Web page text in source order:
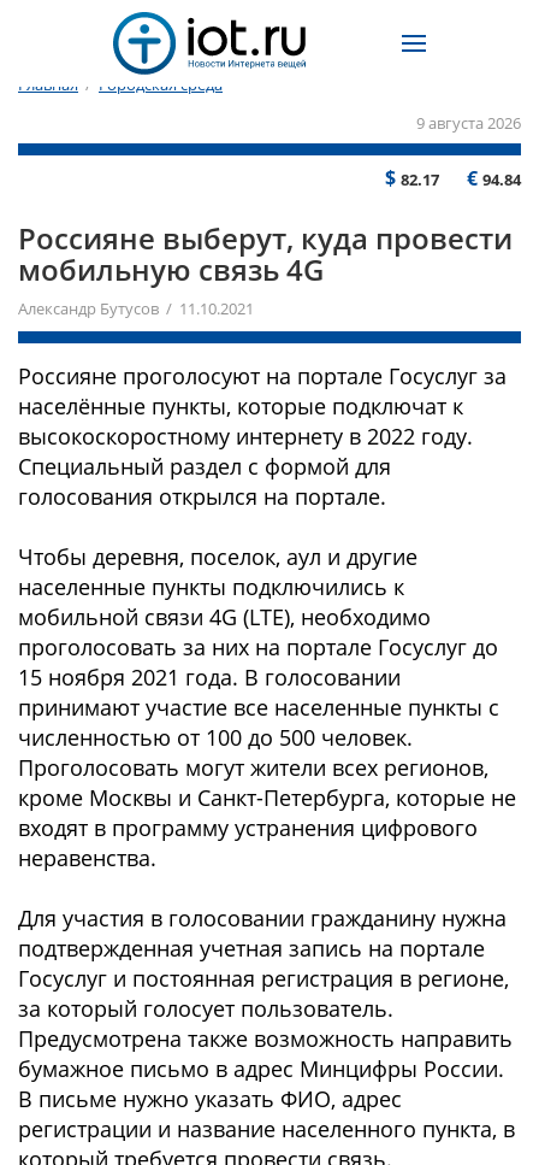
Главная / Городская среда
9 августа 2026
$ 82.17 € 94.84
Россияне выберут, куда провести
мобильную связь 4G
Александр Бутусов / 11.10.2021
Россияне проголосуют на портале Госуслуг за
населённые пункты, которые подключат к
высокоскоростному интернету в 2022 году.
Специальный раздел с формой для
голосования открылся на портале.
Чтобы деревня, поселок, аул и другие
населенные пункты подключились к
мобильной связи 4G (LTE), необходимо
проголосовать за них на портале Госуслуг до
15 ноября 2021 года. В голосовании
принимают участие все населенные пункты с
численностью от 100 до 500 человек.
Проголосовать могут жители всех регионов,
кроме Москвы и Санкт-Петербурга, которые не
входят в программу устранения цифрового
неравенства.
Для участия в голосовании гражданину нужна
подтвержденная учетная запись на портале
Госуслуг и постоянная регистрация в регионе,
за который голосует пользователь.
Предусмотрена также возможность направить
бумажное письмо в адрес Минцифры России.
В письме нужно указать ФИО, адрес
регистрации и название населенного пункта, в
который требуется провести связь.